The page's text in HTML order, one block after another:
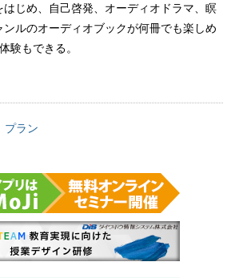
じめ、自己啓発、オーディオドラマ、瞑
ルのオーディオブックが何冊でも楽しめ
験もできる。
プラン